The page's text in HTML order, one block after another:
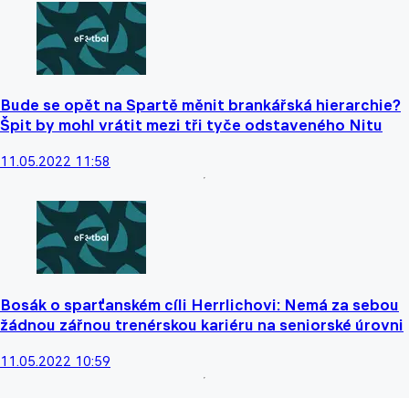
Bude se opět na Spartě měnit brankářská hierarchie?
Špit by mohl vrátit mezi tři tyče odstaveného Nitu
11.05.2022 11:58
Bosák o sparťanském cíli Herrlichovi: Nemá za sebou
žádnou zářnou trenérskou kariéru na seniorské úrovni
11.05.2022 10:59